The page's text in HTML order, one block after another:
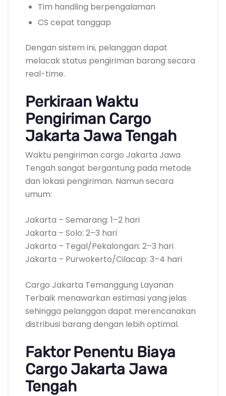
Tim handling berpengalaman
CS cepat tanggap
Dengan sistem ini, pelanggan dapat
melacak status pengiriman barang secara
real-time.
Perkiraan Waktu
Pengiriman Cargo
Jakarta Jawa Tengah
Waktu pengiriman cargo Jakarta Jawa
Tengah sangat bergantung pada metode
dan lokasi pengiriman. Namun secara
umum:
Jakarta – Semarang: 1–2 hari
Jakarta – Solo: 2–3 hari
Jakarta – Tegal/Pekalongan: 2–3 hari
Jakarta – Purwokerto/Cilacap: 3–4 hari
Cargo Jakarta Temanggung Layanan
Terbaik menawarkan estimasi yang jelas
sehingga pelanggan dapat merencanakan
distribusi barang dengan lebih optimal.
Faktor Penentu Biaya
Cargo Jakarta Jawa
Tengah